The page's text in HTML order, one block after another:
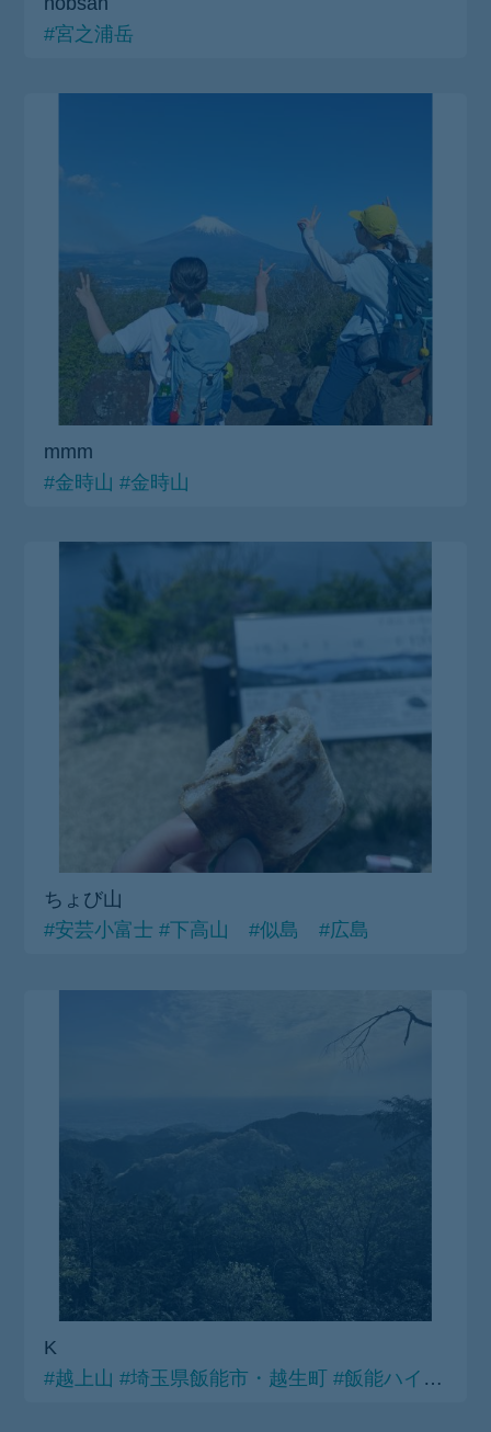
#宮之浦岳
mmm
#金時山 #金時山
ちょび山
#安芸小富士 #下高山 #似島 #広島
K
#越上山 #埼玉県飯能市・越生町 #飯能ハイキングコース